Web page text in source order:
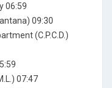
06:59
09:30
(C.P.C.D.)
07:47